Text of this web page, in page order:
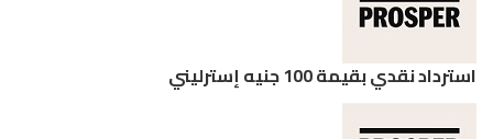
استرداد نقدي بقيمة 100 جنيه إسترليني